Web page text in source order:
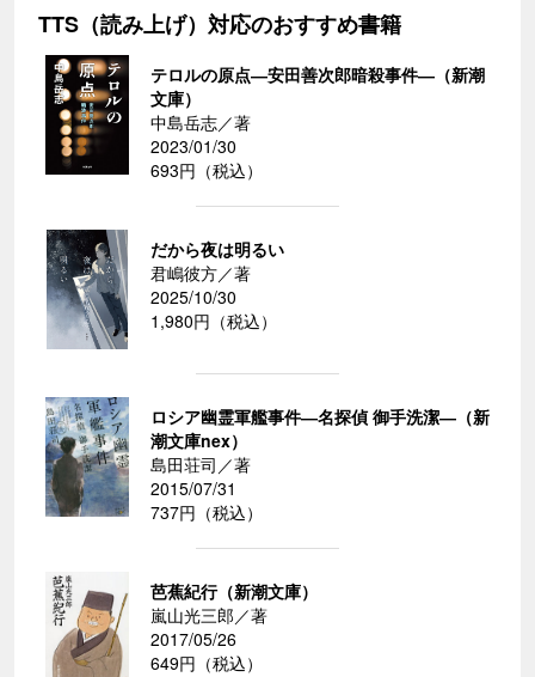
TTS（読み上げ）対応のおすすめ書籍
テロルの原点―安田善次郎暗殺事件―（新潮
文庫）
中島岳志／著
2023/01/30
693円（税込）
だから夜は明るい
君嶋彼方／著
2025/10/30
1,980円（税込）
ロシア幽霊軍艦事件―名探偵 御手洗潔―（新
潮文庫nex）
島田荘司／著
2015/07/31
737円（税込）
芭蕉紀行（新潮文庫）
嵐山光三郎／著
2017/05/26
649円（税込）